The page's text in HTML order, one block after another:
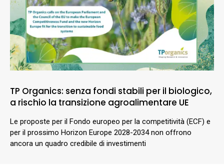
TP Organics: senza fondi stabili per il biologico,
a rischio la transizione agroalimentare UE
Le proposte per il Fondo europeo per la competitività (ECF) e
per il prossimo Horizon Europe 2028-2034 non offrono
ancora un quadro credibile di investimenti